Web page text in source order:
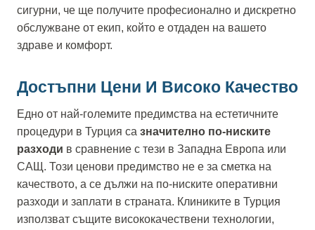
сигурни, че ще получите професионално и дискретно
обслужване от екип, който е отдаден на вашето
здраве и комфорт.
Достъпни Цени И Високо Качество
Едно от най-големите предимства на естетичните
процедури в Турция са значително по-ниските
разходи в сравнение с тези в Западна Европа или
САЩ. Този ценови предимство не е за сметка на
качеството, а се дължи на по-ниските оперативни
разходи и заплати в страната. Клиниките в Турция
използват същите висококачествени технологии,